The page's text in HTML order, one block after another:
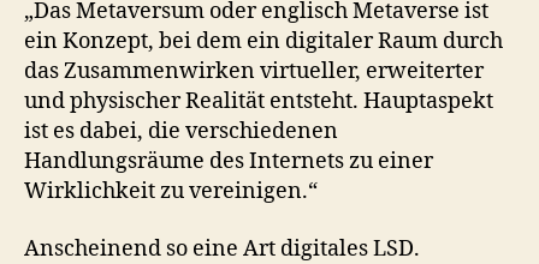
„Das Metaversum oder englisch Metaverse ist
ein Konzept, bei dem ein digitaler Raum durch
das Zusammenwirken virtueller, erweiterter
und physischer Realität entsteht. Hauptaspekt
ist es dabei, die verschiedenen
Handlungsräume des Internets zu einer
Wirklichkeit zu vereinigen.“
Anscheinend so eine Art digitales LSD.